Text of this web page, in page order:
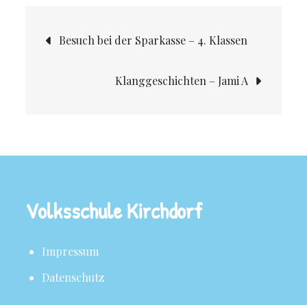
Besuch bei der Sparkasse – 4. Klassen
Klanggeschichten – Jami A
Volksschule Kirchdorf
Impressum
Datenschutz